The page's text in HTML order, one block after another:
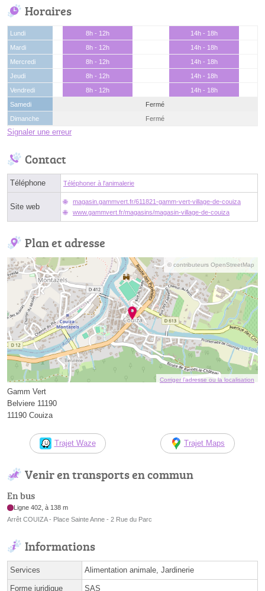
Horaires
Lundi 8h - 12h
14h - 18h
Mardi
8h - 12h
14h - 18h
Mercredi
8h - 12h
14h - 18h
Jeudi
8h - 12h
14h - 18h
Vendredi
8h - 12h
14h - 18h
Samedi
Fermé
Dimanche
Fermé
Signaler une erreur
Contact
Téléphone Téléphoner à l'animalerie
Site web
magasin.gammvert.fr/611821-gamm-vert-village-de-couiza
www.gammvert.fr/magasins/magasin-village-de-couiza
Plan et adresse
© contributeurs OpenStreetMap
Corriger l’adresse ou la localisation
Gamm Vert
Belviere 11190
11190 Couiza
Trajet Waze Trajet Maps
Venir en transports en commun
En bus
Ligne 402, à 138 m
Arrêt COUIZA - Place Sainte Anne - 2 Rue du Parc
Informations
Services Alimentation animale, Jardinerie
Forme juridique SAS